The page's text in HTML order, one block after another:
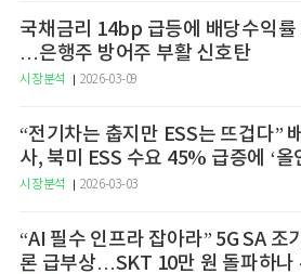
국채금리 14bp 급등에 배당수익
…은행주 방어주 부활 신호탄
시장분석 2026-03-09
“전기차는 춥지만 ESS는 뜨겁다”
사, 북미 ESS 수요 45% 급증에 ‘올
시장분석 2026-03-03
“AI 필수 인프라 잡아라” 5G SA 조
론 급부상…SKT 10만 원 돌파하나